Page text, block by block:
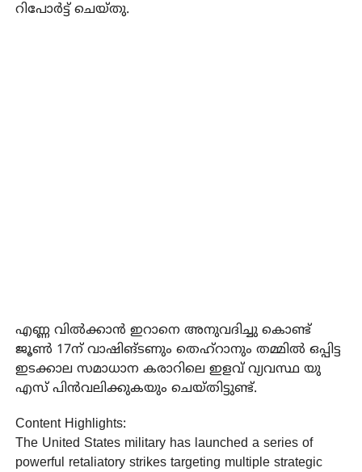
റിപോര്‍ട്ട് ചെയ്തു.
എണ്ണ വില്‍ക്കാന്‍ ഇറാനെ അനുവദിച്ചു കൊണ്ട്
ജൂണ്‍ 17ന് വാഷിങ്ടണും തെഹ്‌റാനും തമ്മില്‍ ഒപ്പിട്ട
ഇടക്കാല സമാധാന കരാറിലെ ഇളവ് വ്യവസ്ഥ യു
എസ് പിന്‍വലിക്കുകയും ചെയ്തിട്ടുണ്ട്.
Content Highlights:
The United States military has launched a series of
powerful retaliatory strikes targeting multiple strategic